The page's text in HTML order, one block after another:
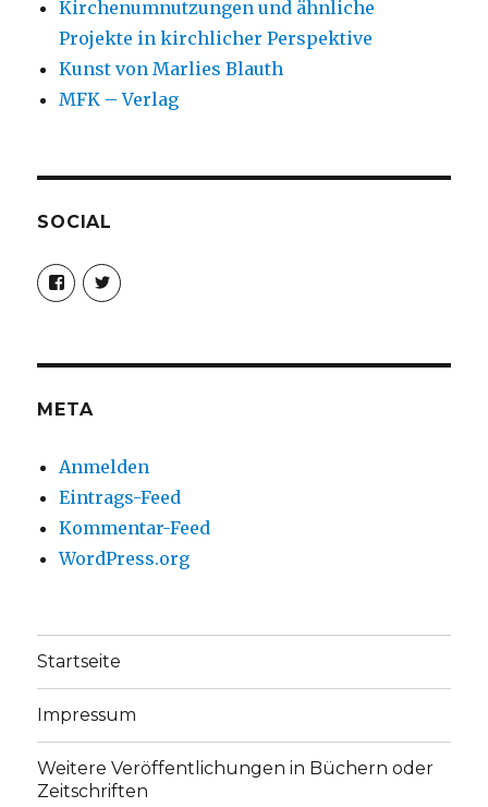
Kirchenumnutzungen und ähnliche
Projekte in kirchlicher Perspektive
Kunst von Marlies Blauth
MFK – Verlag
SOCIAL
Profil
von
christoph.fleischer1
anzeigen
Profil
von
anzeigen
META
Anmelden
Eintrags-Feed
Kommentar-Feed
WordPress.org
Startseite
Impressum
Weitere Veröffentlichungen in Büchern oder
Zeitschriften